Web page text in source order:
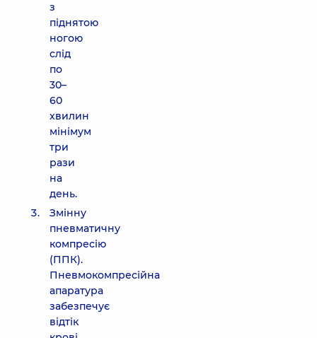
з
піднятою
ногою
слід
по
30–
60
хвилин
мінімум
три
рази
на
день.
Змінну
пневматичну
компресію
(ППК).
Пневмокомпресійна
апаратура
забезпечує
відтік